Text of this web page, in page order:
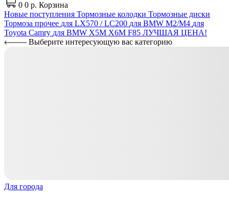
0 0 р. Корзина
Новые поступления Тормозные колодки Тормозные диски
Тормоза прочее для LX570 / LC200 для BMW M2/M4 для
Toyota Camry для BMW X5M X6M F85 ЛУЧШАЯ ЦЕНА!
Выберите интересующую вас категорию
Для города